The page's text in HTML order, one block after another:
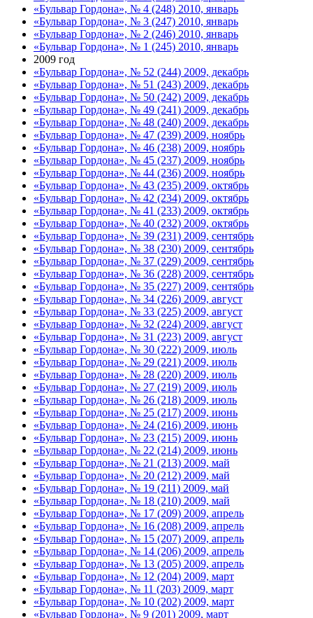
«Бульвар Гордона», № 4 (248) 2010, январь
«Бульвар Гордона», № 3 (247) 2010, январь
«Бульвар Гордона», № 2 (246) 2010, январь
«Бульвар Гордона», № 1 (245) 2010, январь
2009 год
«Бульвар Гордона», № 52 (244) 2009, декабрь
«Бульвар Гордона», № 51 (243) 2009, декабрь
«Бульвар Гордона», № 50 (242) 2009, декабрь
«Бульвар Гордона», № 49 (241) 2009, декабрь
«Бульвар Гордона», № 48 (240) 2009, декабрь
«Бульвар Гордона», № 47 (239) 2009, ноябрь
«Бульвар Гордона», № 46 (238) 2009, ноябрь
«Бульвар Гордона», № 45 (237) 2009, ноябрь
«Бульвар Гордона», № 44 (236) 2009, ноябрь
«Бульвар Гордона», № 43 (235) 2009, октябрь
«Бульвар Гордона», № 42 (234) 2009, октябрь
«Бульвар Гордона», № 41 (233) 2009, октябрь
«Бульвар Гордона», № 40 (232) 2009, октябрь
«Бульвар Гордона», № 39 (231) 2009, сентябрь
«Бульвар Гордона», № 38 (230) 2009, сентябрь
«Бульвар Гордона», № 37 (229) 2009, сентябрь
«Бульвар Гордона», № 36 (228) 2009, сентябрь
«Бульвар Гордона», № 35 (227) 2009, сентябрь
«Бульвар Гордона», № 34 (226) 2009, август
«Бульвар Гордона», № 33 (225) 2009, август
«Бульвар Гордона», № 32 (224) 2009, август
«Бульвар Гордона», № 31 (223) 2009, август
«Бульвар Гордона», № 30 (222) 2009, июль
«Бульвар Гордона», № 29 (221) 2009, июль
«Бульвар Гордона», № 28 (220) 2009, июль
«Бульвар Гордона», № 27 (219) 2009, июль
«Бульвар Гордона», № 26 (218) 2009, июль
«Бульвар Гордона», № 25 (217) 2009, июнь
«Бульвар Гордона», № 24 (216) 2009, июнь
«Бульвар Гордона», № 23 (215) 2009, июнь
«Бульвар Гордона», № 22 (214) 2009, июнь
«Бульвар Гордона», № 21 (213) 2009, май
«Бульвар Гордона», № 20 (212) 2009, май
«Бульвар Гордона», № 19 (211) 2009, май
«Бульвар Гордона», № 18 (210) 2009, май
«Бульвар Гордона», № 17 (209) 2009, апрель
«Бульвар Гордона», № 16 (208) 2009, апрель
«Бульвар Гордона», № 15 (207) 2009, апрель
«Бульвар Гордона», № 14 (206) 2009, апрель
«Бульвар Гордона», № 13 (205) 2009, апрель
«Бульвар Гордона», № 12 (204) 2009, март
«Бульвар Гордона», № 11 (203) 2009, март
«Бульвар Гордона», № 10 (202) 2009, март
«Бульвар Гордона», № 9 (201) 2009, март